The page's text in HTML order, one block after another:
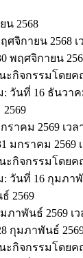
น 2568
จิกายน 2568 เ
ฤศจิกายน
กิจกรรมโดยค
นที่ 16 ธันวาค
าคม 2569 เวล
กราคม 2569 เ
กิจกรรมโดยค
นที่ 16 กุมภาพั
2569
าพันธ์ 2569 เว
มภาพันธ์ 2569
กิจกรรมโดยค